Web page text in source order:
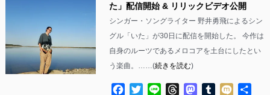
た」配信開始 & リリックビデオ公開
シンガー・ソングライター 野井勇飛によるシン
グル「いた」が30日に配信を開始した。 今作は
自身のルーツであるメロコアを土台にしたとい
う楽曲。……(続きを読む)
Facebook
TwitterLine ThreadsMastodon
Tumblr
Mixi